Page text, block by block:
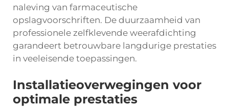
naleving van farmaceutische
opslagvoorschriften. De duurzaamheid van
professionele zelfklevende weerafdichting
garandeert betrouwbare langdurige prestaties
in veeleisende toepassingen.
Installatieoverwegingen voor
optimale prestaties